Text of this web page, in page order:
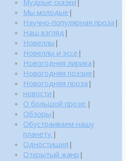
Мудрые сказки |
Мы молодые |
Научно-популярная проза |
Наш взгляд |
Новеллы |
Новеллы и эссе |
Новогодняя лирика |
Новогодняя поэзия |
Новогодняя проза |
новости |
О большой прозе. |
Обзоры |
Обустраиваем нашу
планету. |
Одностишия |
Открытый жанр |